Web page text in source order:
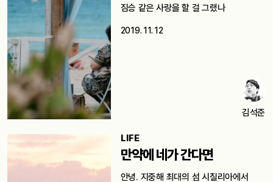
짐승 같은 사랑을 할 걸 그랬나
2019. 11. 12
김석준
LIFE
만약에 네가 간다면
안녕. 지중해 최대의 섬 시칠리아에서